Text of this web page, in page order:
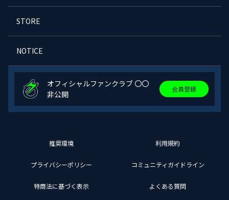
STORE
NOTICE
オフィシャルファンクラブ 〇〇
非公開
会員登録
推奨環境 利用規約
プライバシーポリシー コミュニティガイドライン
特商法に基づく表示 よくある質問